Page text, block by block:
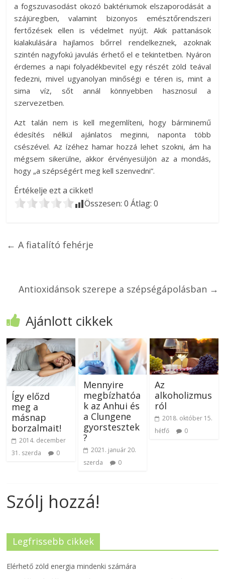
a fogszuvasodást okozó baktériumok elszaporodását a
szájüregben, valamint bizonyos emésztőrendszeri
fertőzések ellen is védelmet nyújt. Akik pattanások
kialakulására hajlamos bőrrel rendelkeznek, azoknak
szintén nagyfokú javulás érhető el e tekintetben. Nyáron
érdemes a napi folyadékbevitel egy részét zöld teával
fedezni, mivel ugyanolyan minőségi e téren is, mint a
sima víz, sőt annál könnyebben hasznosul a
szervezetben.
Azt talán nem is kell megemlíteni, hogy bárminemű
édesítés nélkül ajánlatos meginni, naponta több
csészével. Az ízéhez hamar hozzá lehet szokni, ám ha
mégsem sikerülne, akkor érvényesüljön az a mondás,
hogy „a szépségért meg kell szenvedni”.
Értékelje ezt a cikket!
Összesen:0 Átlag:0
← A fiatalító fehérje
Antioxidánsok szerepe a szépségápolásban →
Ajánlott cikkek
Így előzd
meg a
másnap
borzalmait!
2014. december
31. szerda
0
Mennyire
megbízhatóa
k az Anhui és
a Clungene
gyorstesztek
?
2021. január 20.
szerda
0
Az
alkoholizmus
ról
2018. október 15.
hétfő
0
Szólj hozzá!
Legfrissebb cikkek
Elérhető zöld energia mindenki számára